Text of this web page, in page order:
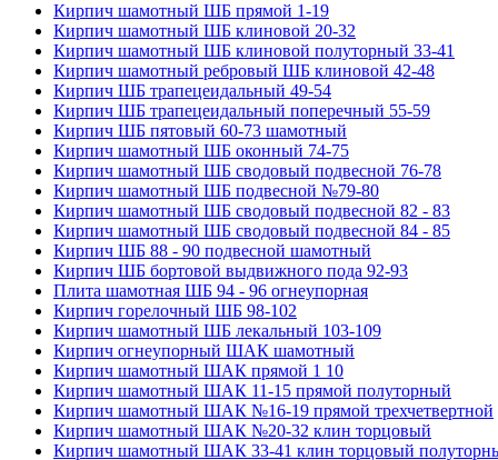
Кирпич шамотный ШБ прямой 1-19
Кирпич шамотный ШБ клиновой 20-32
Кирпич шамотный ШБ клиновой полуторный 33-41
Кирпич шамотный ребровый ШБ клиновой 42-48
Кирпич ШБ трапецеидальный 49-54
Кирпич ШБ трапецеидальный поперечный 55-59
Кирпич ШБ пятовый 60-73 шамотный
Кирпич шамотный ШБ оконный 74-75
Кирпич шамотный ШБ сводовый подвесной 76-78
Кирпич шамотный ШБ подвесной №79-80
Кирпич шамотный ШБ сводовый подвесной 82 - 83
Кирпич шамотный ШБ сводовый подвесной 84 - 85
Кирпич ШБ 88 - 90 подвесной шамотный
Кирпич ШБ бортовой выдвижного пода 92-93
Плита шамотная ШБ 94 - 96 огнеупорная
Кирпич горелочный ШБ 98-102
Кирпич шамотный ШБ лекальный 103-109
Кирпич огнеупорный ШАК шамотный
Кирпич шамотный ШАК прямой 1 10
Кирпич шамотный ШАК 11-15 прямой полуторный
Кирпич шамотный ШАК №16-19 прямой трехчетвертной
Кирпич шамотный ШАК №20-32 клин торцовый
Кирпич шамотный ШАК 33-41 клин торцовый